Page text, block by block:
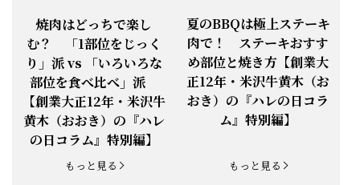
お知らせ 2025.5.28 「初夏の肉祭り」開催中
お知らせ 2025.5.19 「父の日特集」開催中
お知らせ 2025.4.28 「BBQ企画」開催中！
お知らせ 2025.4.28 「母の日企画」開催中！
焼肉はどっちで楽し
む？ 「1部位をじっく
り」派 vs 「いろいろな
部位を食べ比べ」派
【創業大正12年・米沢牛
黄木（おおき）の『ハレ
の日コラム』特別編】
もっと見る
夏のBBQは極上ステーキ
肉で！ ステーキおすす
め部位と焼き方【創業大
正12年・米沢牛黄木（お
おき）の『ハレの日コラ
ム』特別編】
もっと見る